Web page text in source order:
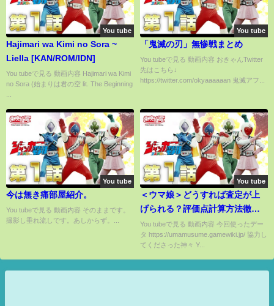
You tube
Hajimari wa Kimi no Sora ~
Liella [KAN/ROM/IDN]
You tubeで見る 動画内容 Hajimari wa Kimi
no Sora (始まりは君の空 lit. The Beginning
You tube
「鬼滅の刃」無惨戦まとめ
You tubeで見る 動画内容 おきゃんTwitter
先はこちら↓
https://twitter.com/okyaaaaaan 鬼滅アフ...
You tube
今は無き痛部屋紹介。
You tubeで見る 動画内容 そのままです。
撮影し垂れ流しです。あしからず。...
You tube
＜ウマ娘＞どうすれば査定が上
げられる？評価点計算方法徹底
解説！
You tubeで見る 動画内容 今回使ったデー
タ https://umamusume.gamewiki.jp/ 協力し
てくださった神々 Y...